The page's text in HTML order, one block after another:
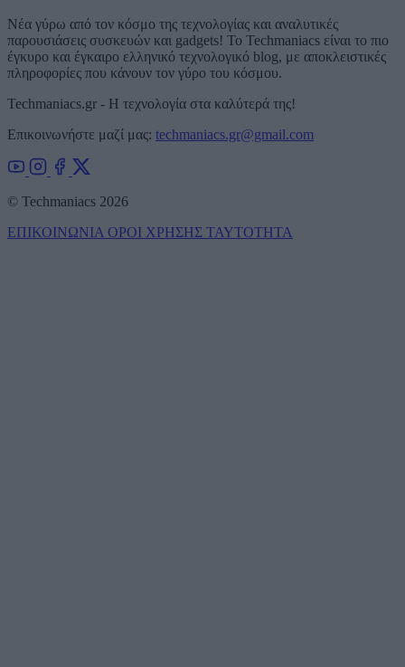
Νέα γύρω από τον κόσμο της τεχνολογίας και αναλυτικές
παρουσιάσεις συσκευών και gadgets! Το Techmaniacs είναι το πιο
έγκυρο και έγκαιρο ελληνικό τεχνολογικό blog, με αποκλειστικές
πληροφορίες που κάνουν τον γύρο του κόσμου.
Techmaniacs.gr - Η τεχνολογία στα καλύτερά της!
Επικοινωνήστε μαζί μας: techmaniacs.gr@gmail.com
© Techmaniacs 2026
ΕΠΙΚΟΙΝΩΝΙΑ ΟΡΟΙ ΧΡΗΣΗΣ ΤΑΥΤΟΤΗΤΑ